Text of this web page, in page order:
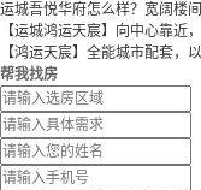
运城吾悦华府怎么样？宽阔楼
【运城鸿运天宸】向中心靠近
【鸿运天宸】全能城市配套，
帮我找房